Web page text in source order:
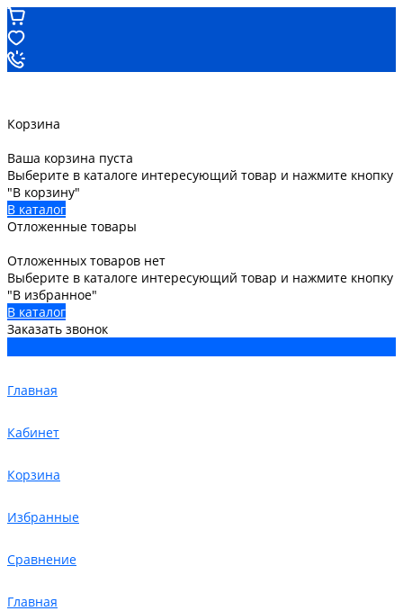
Корзина
Ваша корзина пуста
Выберите в каталоге интересующий товар и нажмите кнопку
"В корзину"
В каталог
Отложенные товары
Отложенных товаров нет
Выберите в каталоге интересующий товар и нажмите кнопку
"В избранное"
В каталог
Заказать звонок
Главная
Кабинет
Корзина
Избранные
Сравнение
Главная